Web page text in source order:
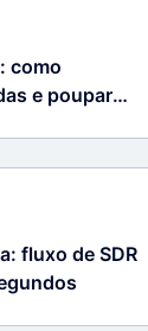
como
e poupar
fluxo de SDR